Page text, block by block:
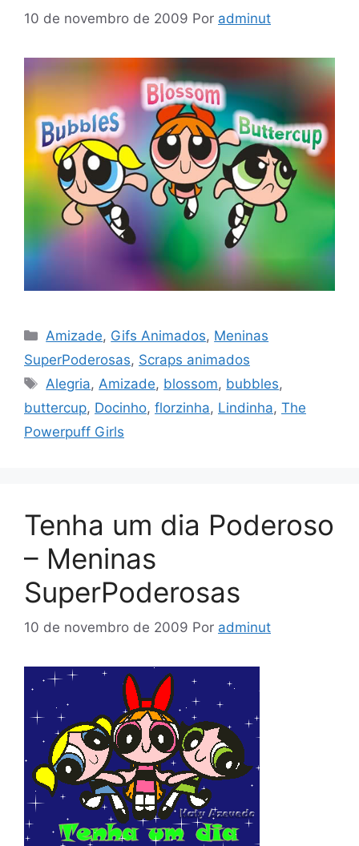
10 de novembro de 2009 Por adminut
Categorias
Amizade, Gifs Animados, Meninas
SuperPoderosas, Scraps animados
Tags
Alegria, Amizade, blossom, bubbles,
buttercup, Docinho, florzinha, Lindinha, The
Powerpuff Girls
Tenha um dia Poderoso
– Meninas
SuperPoderosas
10 de novembro de 2009 Por adminut